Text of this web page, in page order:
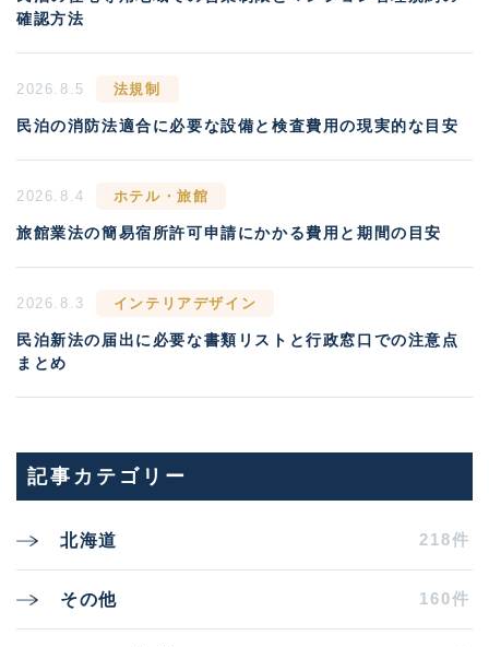
確認方法
2026.8.5 法規制
民泊の消防法適合に必要な設備と検査費用の現実的な目安
2026.8.4 ホテル・旅館
旅館業法の簡易宿所許可申請にかかる費用と期間の目安
2026.8.3 インテリアデザイン
民泊新法の届出に必要な書類リストと行政窓口での注意点
まとめ
記事カテゴリー
北海道 218件
その他 160件